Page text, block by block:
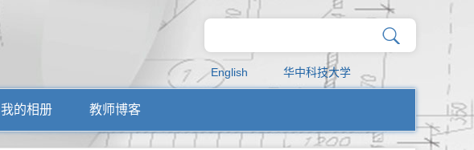
English 华中科技大学
我的相册 教师博客